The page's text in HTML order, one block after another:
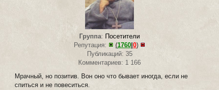
Группа: Посетители
Репутация:
(1760|0)
Публикаций: 35
Комментариев: 1 166
Мрачный, но позитив. Вон оно что бывает иногда, если не
спиться и не повеситься.